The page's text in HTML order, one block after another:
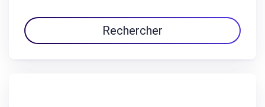
Rechercher